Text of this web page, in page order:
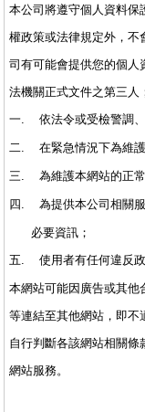
本公司將遵守個人資料
權政策或法律規定外，
司有可能會提供您的個人
法機關正式文件之第三人
一. 依法令或受檢警調
二. 在緊急情況下為維
三. 為維護本網站的正
四.
為提供本公司相關
必要資訊；
五.
使用者有任何違反
本網站可能因廣告或其
等連結至其他網站，即
自行判斷各該網站相關
網站服務。